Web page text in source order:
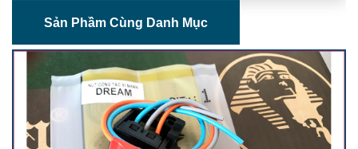
Sản Phầm Cùng Danh Mục